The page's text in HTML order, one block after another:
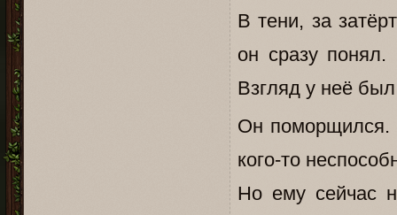
В тени, за
он сразу
Взгляд у неё
Он поморщился.
кого-то
Но ему сейчас